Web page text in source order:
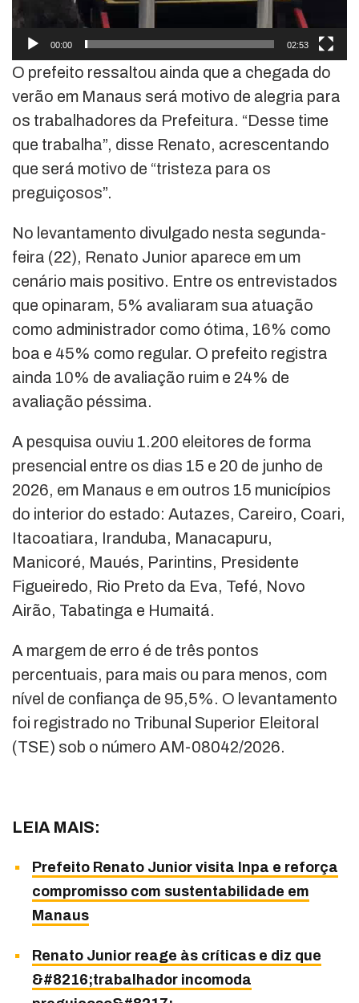
00:00 02:53
O prefeito ressaltou ainda que a chegada do
verão em Manaus será motivo de alegria para
os trabalhadores da Prefeitura. “Desse time
que trabalha”, disse Renato, acrescentando
que será motivo de “tristeza para os
preguiçosos”.
No levantamento divulgado nesta segunda-
feira (22), Renato Junior aparece em um
cenário mais positivo. Entre os entrevistados
que opinaram, 5% avaliaram sua atuação
como administrador como ótima, 16% como
boa e 45% como regular. O prefeito registra
ainda 10% de avaliação ruim e 24% de
avaliação péssima.
A pesquisa ouviu 1.200 eleitores de forma
presencial entre os dias 15 e 20 de junho de
2026, em Manaus e em outros 15 municípios
do interior do estado: Autazes, Careiro, Coari,
Itacoatiara, Iranduba, Manacapuru,
Manicoré, Maués, Parintins, Presidente
Figueiredo, Rio Preto da Eva, Tefé, Novo
Airão, Tabatinga e Humaitá.
A margem de erro é de três pontos
percentuais, para mais ou para menos, com
nível de confiança de 95,5%. O levantamento
foi registrado no Tribunal Superior Eleitoral
(TSE) sob o número AM-08042/2026.
LEIA MAIS:
Prefeito Renato Junior visita Inpa e reforça
compromisso com sustentabilidade em
Manaus
Renato Junior reage às críticas e diz que
&#8216;trabalhador incomoda